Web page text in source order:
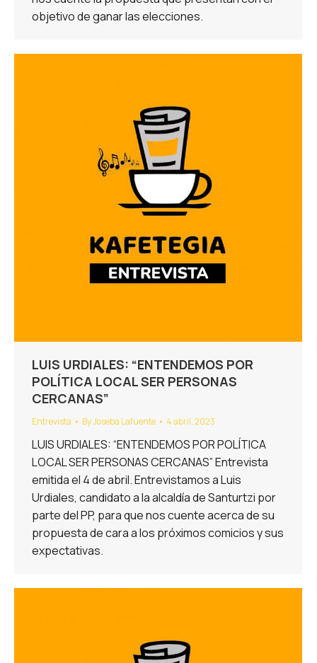
objetivo de ganar las elecciones.
LUIS URDIALES: “ENTENDEMOS POR
POLÍTICA LOCAL SER PERSONAS
CERCANAS”
Entrevista ByJoseba Lafuente 4 abril, 2023
LUIS URDIALES: “ENTENDEMOS POR POLÍTICA
LOCAL SER PERSONAS CERCANAS” Entrevista
emitida el 4 de abril. Entrevistamos a Luis
Urdiales, candidato a la alcaldía de Santurtzi por
parte del PP, para que nos cuente acerca de su
propuesta de cara a los próximos comicios y sus
expectativas.